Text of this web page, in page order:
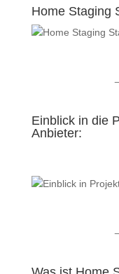
Home Staging
Einblick in die
Anbieter: